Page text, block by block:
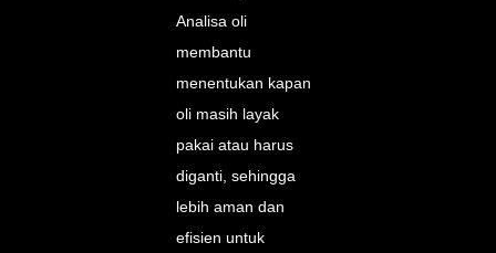
Analisa oli
membantu
menentukan kapan
oli masih layak
pakai atau harus
diganti, sehingga
lebih aman dan
efisien untuk